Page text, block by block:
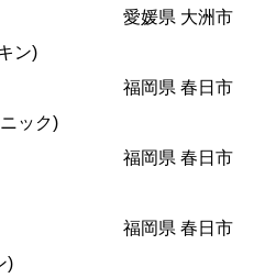
愛媛県 大洲市
ン)
福岡県 春日市
ック)
福岡県 春日市
福岡県 春日市
)